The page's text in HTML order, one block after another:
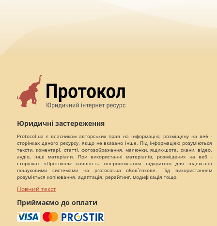
Юридичні застереження
Protocol.ua є власником авторських прав на інформацію, розміщену на веб -
сторінках даного ресурсу, якщо не вказано інше. Під інформацією розуміються
тексти, коментарі, статті, фотозображення, малюнки, ящик-шота, скани, відео,
аудіо, інші матеріали. При використанні матеріалів, розміщених на веб -
сторінках «Протокол» наявність гіперпосилання відкритого для індексації
пошуковими системами на protocol.ua обов`язкове. Під використанням
розуміється копіювання, адаптація, рерайтинг, модифікація тощо.
Повний текст
Приймаємо до оплати